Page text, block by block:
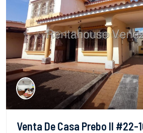
Venta De Casa Prebo II #22-